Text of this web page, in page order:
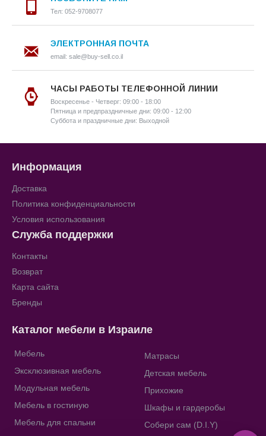
Тел: 052-9708077
ЭЛЕКТРОННАЯ ПОЧТА
email: sale@buy-sell.co.il
ЧАСЫ РАБОТЫ ТЕЛЕФОННОЙ ЛИНИИ
Воскресенье - Четверг: 09:00 - 18:00
Пятница и предпраздничные дни: 09:00 - 12:00
Суббота и праздничные дни: Выходной
Информация
Доставка
Политика конфиденциальности
Условия использования
Служба поддержки
Контакты
Возврат
Карта сайта
Бренды
Каталог мебели в Израиле
Мебель
Эксклюзивная мебель
Модульная мебель
Мебель в гостиную
Мебель для спальни
Матрасы
Детская мебель
Прихожие
Шкафы и гардеробы
Собери сам (D.I.Y)